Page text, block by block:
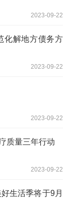
2023-09-22
化解地方债务方
2023-09-22
2023-09-22
质量三年行动
2023-09-22
生活季将于9月